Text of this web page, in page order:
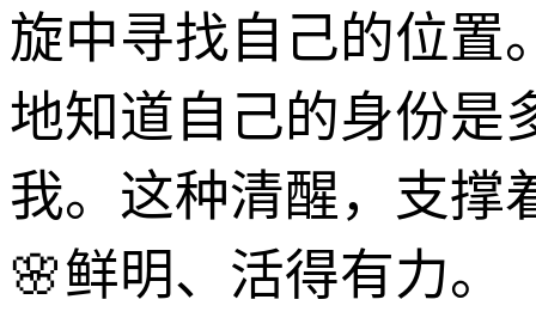
旋中寻找自己的位置
地知道自己的身份是
我。这种清醒，支撑
🌸鲜明、活得有力。